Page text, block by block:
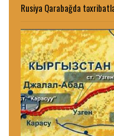
Rusiya Qarabağda